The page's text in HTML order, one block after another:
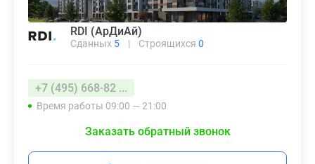
RDI (АрДиАй)
Сданных 5 | Строящихся 0
+7 (495) 668-82 ...
Время работы 09:00 — 21:00
Заказать обратный звонок